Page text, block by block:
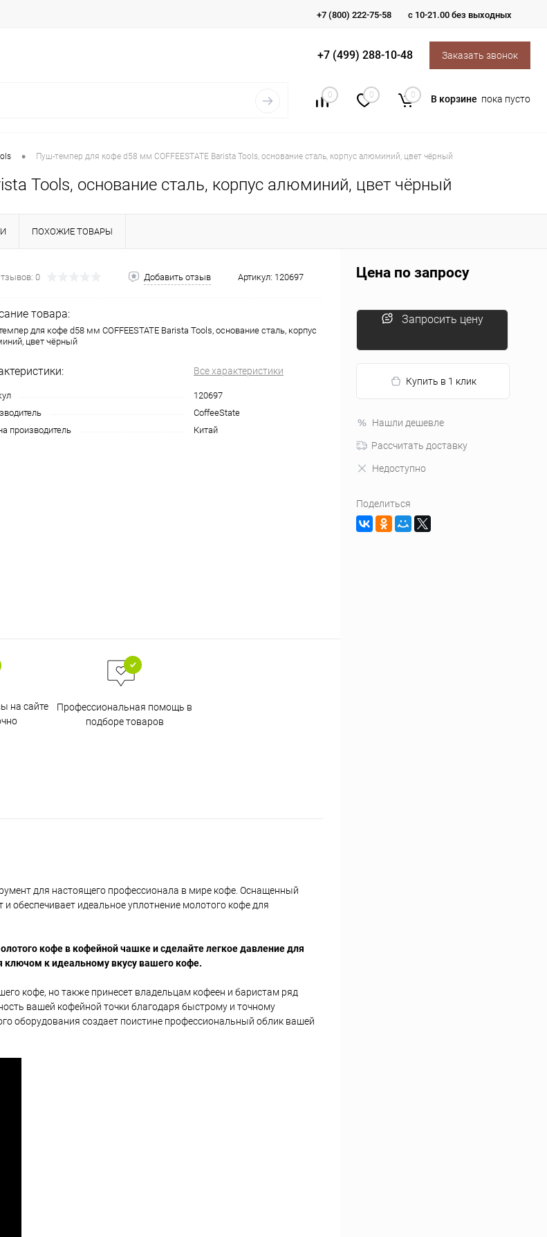
+7 (800) 222-75-58 с 10-21.00 без выходных
+7 (499) 288-10-48 Заказать звонок
0 0 0 В корзине пока пусто
• Пуш-темпер для кофе d58 мм COFFEESTATE Barista Tools, основание сталь, корпус алюминий, цвет чёрный
Tools, основание сталь, корпус алюминий, цвет чёрный
ПОХОЖИЕ ТОВАРЫ
0 Добавить отзыв Артикул: 120697
товара:
для кофе d58 мм COFFEESTATE Barista Tools, основание сталь, корпус
цвет чёрный
Все характеристики
120697
CoffeeState
производитель
Китай
на сайте
Профессиональная помощь в
подборе товаров
для настоящего профессионала в мире кофе. Оснащенный
идеальное уплотнение молотого кофе для
кофе в кофейной чашке и сделайте легкое давление для
ключом к идеальному вкусу вашего кофе.
кофе, но также принесет владельцам кофеен и баристам ряд
вашей кофейной точки благодаря быстрому и точному
оборудования создает поистине профессиональный облик вашей
Цена по запросу
Запросить цену
Купить в 1 клик
Нашли дешевле
Рассчитать доставку
Недоступно
Поделиться